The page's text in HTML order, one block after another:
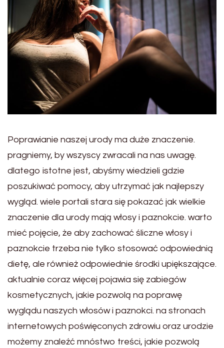
Poprawianie naszej urody ma duże znaczenie.
pragniemy, by wszyscy zwracali na nas uwagę.
dlatego istotne jest, abyśmy wiedzieli gdzie
poszukiwać pomocy, aby utrzymać jak najlepszy
wygląd. wiele portali stara się pokazać jak wielkie
znaczenie dla urody mają włosy i paznokcie. warto
mieć pojęcie, że aby zachować śliczne włosy i
paznokcie trzeba nie tylko stosować odpowiednią
dietę, ale również odpowiednie środki upiększające.
aktualnie coraz więcej pojawia się zabiegów
kosmetycznych, jakie pozwolą na poprawę
wyglądu naszych włosów i paznokci. na stronach
internetowych poświęconych zdrowiu oraz urodzie
możemy znaleźć mnóstwo treści, jakie pozwolą